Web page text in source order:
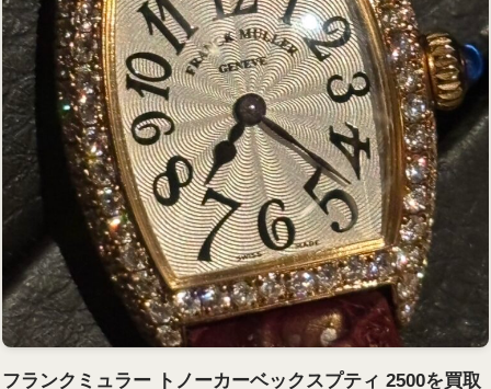
フランクミュラー トノーカーベックスプティ 2500を買取